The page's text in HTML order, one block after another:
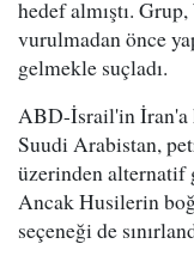
hedef almıştı.
vurulmadan önce
gelmekle suçladı.
ABD-İsrail'in İran'a
Suudi Arabistan,
üzerinden alternatif
Ancak Husilerin
seçeneği de